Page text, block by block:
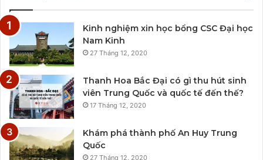
Kinh nghiệm xin học bổng CSC Đại học
Nam Kinh
27 Tháng 12, 2020
Thanh Hoa Bắc Đại có gì thu hút sinh
viên Trung Quốc và quốc tế đến thế?
17 Tháng 12, 2020
Khám phá thành phố An Huy Trung
Quốc
27 Tháng 12, 2020